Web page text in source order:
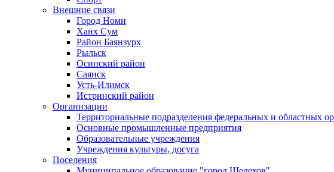
Внешние связи
Город Номи
Ханх Сум
Район Баянзурх
Рыльск
Осинский район
Саянск
Усть-Илимск
Истринский район
Организации
Территориальные подразделения федеральных и областных
Основные промышленные предприятия
Образовательные учреждения
Учреждения культуры, досуга
Поселения